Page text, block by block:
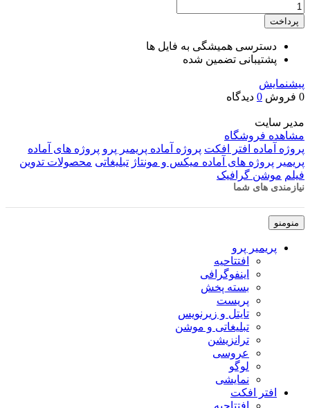
تعداد
پرداخت
دسترسی همیشگی به فایل ها
پشتیبانی تضمین شده
پیشنمایش
0 فروش
0 دیدگاه
مدیر سایت
مشاهده فروشگاه
پروژه آماده افتر افکت پروژه آماده پریمیر پرو پروژه های آماده
پریمیر پروژه های آماده میکس و مونتاژ تبلیغاتی محصولات تدوین
فیلم موشن گرافیک
نیازمندی های شما
منومنو
پریمیر پرو
افتتاحیه
اینفوگرافی
بسته پخش
پریست
تایتل و زیرنویس
تبلیغاتی و موشن
ترانزیشن
عروسی
لوگو
نمایشی
افتر افکت